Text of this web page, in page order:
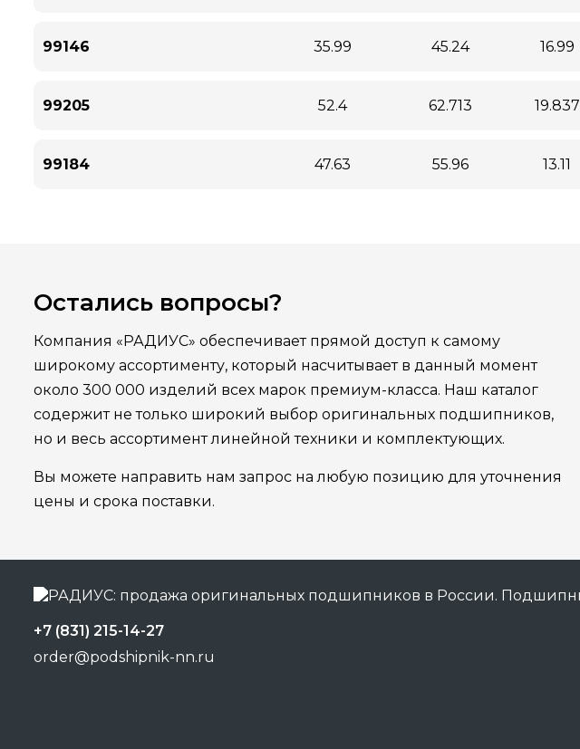
99146 35.99 45.24 16.99
99205 52.4 62.713 19.837
99184 47.63 55.96 13.11
Остались вопросы?
Компания «РАДИУС» обеспечивает прямой доступ к самому
широкому ассортименту, который насчитывает в данный момент
около 300 000 изделий всех марок премиум-класса. Наш каталог
содержит не только широкий выбор оригинальных подшипников,
но и весь ассортимент линейной техники и комплектующих.
Вы можете направить нам запрос на любую позицию для уточнения
цены и срока поставки.
+7 (831) 215-14-27
order@podshipnik-nn.ru